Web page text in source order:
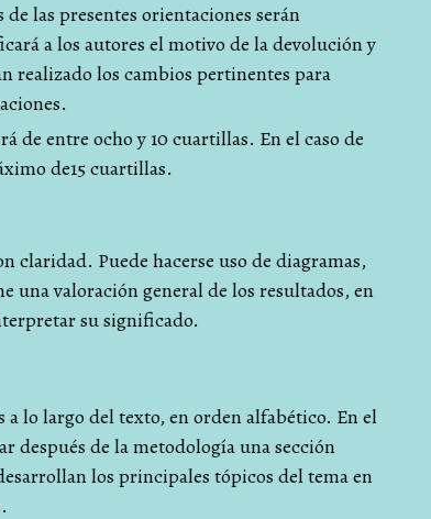
las presentes orientaciones serán
a los autores el motivo de la devolución y
realizado los cambios pertinentes para
de entre ocho y 10 cuartillas. En el caso de
de15 cuartillas.
claridad. Puede hacerse uso de diagramas,
una valoración general de los resultados, en
su significado.
a lo largo del texto, en orden alfabético. En el
después de la metodología una sección
los principales tópicos del tema en